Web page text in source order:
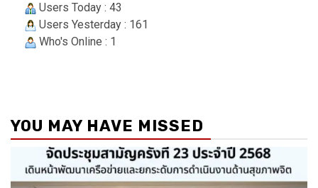
Users Today : 43
Users Yesterday : 161
Who's Online : 1
YOU MAY HAVE MISSED